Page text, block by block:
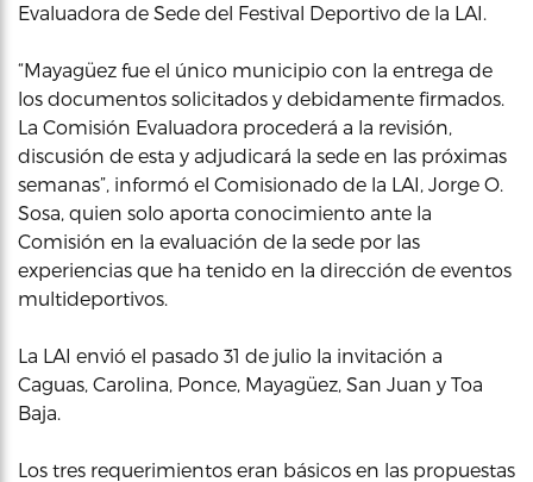
Evaluadora de Sede del Festival Deportivo de la LAI.
“Mayagüez fue el único municipio con la entrega de
los documentos solicitados y debidamente firmados.
La Comisión Evaluadora procederá a la revisión,
discusión de esta y adjudicará la sede en las próximas
semanas”, informó el Comisionado de la LAI, Jorge O.
Sosa, quien solo aporta conocimiento ante la
Comisión en la evaluación de la sede por las
experiencias que ha tenido en la dirección de eventos
multideportivos.
La LAI envió el pasado 31 de julio la invitación a
Caguas, Carolina, Ponce, Mayagüez, San Juan y Toa
Baja.
Los tres requerimientos eran básicos en las propuestas